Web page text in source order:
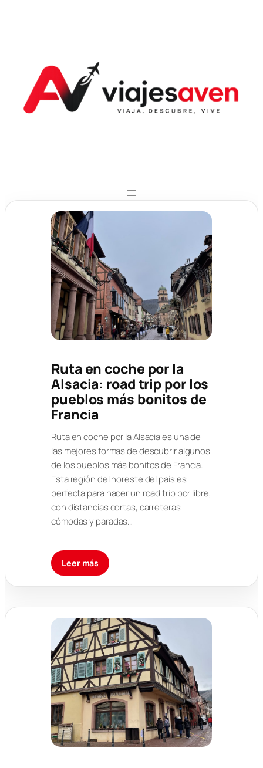
Ruta en coche por la
Alsacia: road trip por los
pueblos más bonitos de
Francia
Ruta en coche por la Alsacia es una de
las mejores formas de descubrir algunos
de los pueblos más bonitos de Francia.
Esta región del noreste del país es
perfecta para hacer un road trip por libre,
con distancias cortas, carreteras
cómodas y paradas…
Leer más